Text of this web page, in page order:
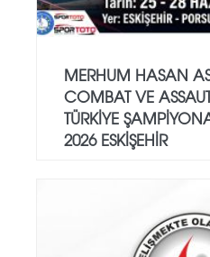
MERHUM HASAN
COMBAT VE
TÜRKİYE
2026 ESKİŞEHİR